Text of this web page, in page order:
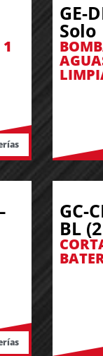
GE-
Solo
GC-
BL